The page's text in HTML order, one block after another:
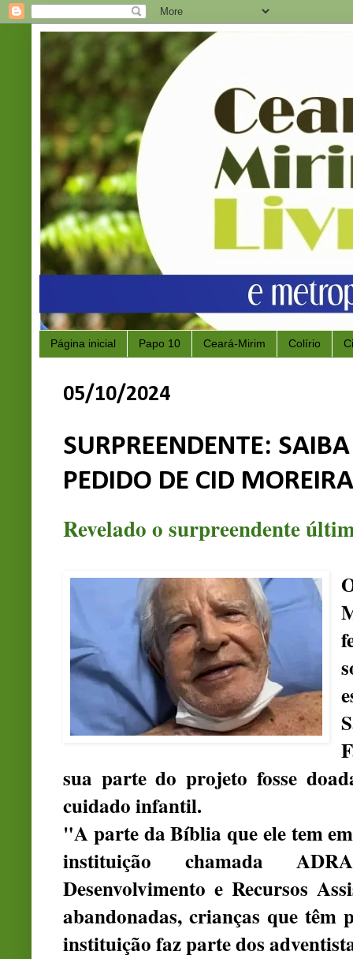
Página inicial Papo 10 Ceará-Mirim Colírio
05/10/2024
SURPREENDENTE:
PEDIDO DE CID MOREIRA
Revelado o surpreendente
sua parte do projeto fosse
cuidado infantil.
"A parte da Bíblia que ele tem
instituição chamada
Desenvolvimento e Recursos
abandonadas, crianças que têm
instituição faz parte dos